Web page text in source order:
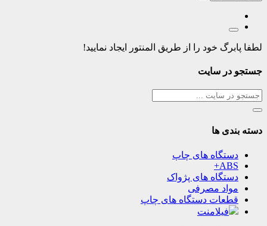
لطفا پابرگ خود را از طریق المنتور ایجاد نمایید!
جستجو در سایت
دسته بندی ها
دستگاه های چاپ
ABS+
دستگاه های پژواک
مواد مصرفی
قطعات دستگاه های چاپ
فیلامنت